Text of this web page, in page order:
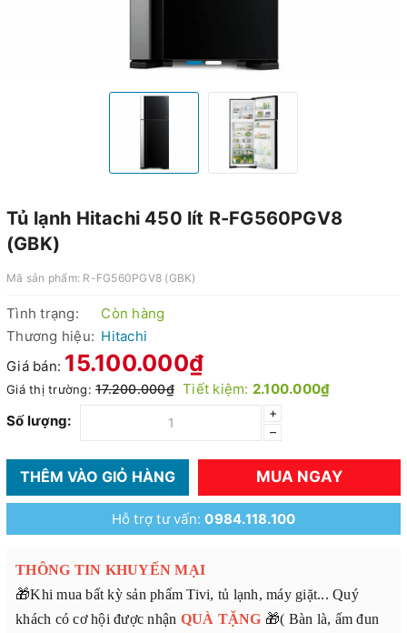
Tủ lạnh Hitachi 450 lít R-FG560PGV8
(GBK)
Mã sản phẩm: R-FG560PGV8 (GBK)
Tình trạng:
Còn hàng
Thương hiệu: Hitachi
Giá bán: 15.100.000₫
Giá thị trường: 17.200.000₫ Tiết kiệm: 2.100.000₫
Số lượng:
+
–
THÊM VÀO GIỎ HÀNG MUA NGAY
Hỗ trợ tư vấn:0984.118.100
THÔNG TIN KHUYẾN MẠI
🎁Khi mua bất kỳ sản phẩm Tivi, tủ lạnh, máy giặt... Quý
khách có cơ hội được nhận QUÀ TẶNG 🎁( Bàn là, ấm đun